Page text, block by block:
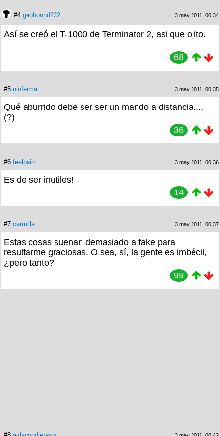
#4 geohound222 3 may 2011, 00:34
Así se creó el T-1000 de Terminator 2, asi que ojito.
68
#5 ninferma 3 may 2011, 00:35
Qué aburrido debe ser ser un mando a distancia....
(?)
36
#6 feelpain 3 may 2011, 00:36
Es de ser inutiles!
14
#7 carmilla 3 may 2011, 00:37
Estas cosas suenan demasiado a fake para
resultarme graciosas. O sea, sí, la gente es imbécil,
¿pero tanto?
99